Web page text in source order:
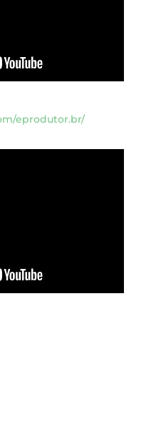
eprodutor.br/